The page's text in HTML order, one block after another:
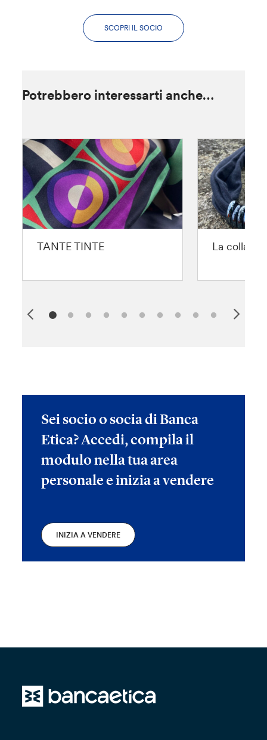
SCOPRI IL SOCIO
Potrebbero interessarti anche…
TANTE TINTE La collana
Sei socio o socia di Banca
Etica? Accedi, compila il
modulo nella tua area
personale e inizia a vendere
INIZIA A VENDERE